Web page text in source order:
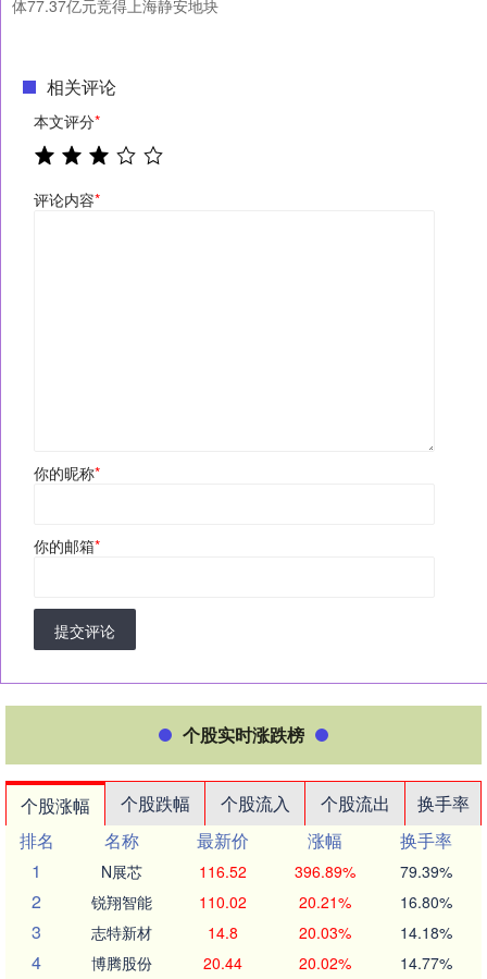
体77.37亿元竞得上海静安地块
相关评论
本文评分*
评论内容*
你的昵称*
你的邮箱*
提交评论
个股实时涨跌榜
个股涨幅 个股跌幅 个股流入 个股流出
换手率
排名
名称 最新价 涨幅
换手率
1
N展芯 116.52 396.89% 79.39%
2 锐翔智能 110.02 20.21% 16.80%
3 志特新材 14.8 20.03% 14.18%
4 博腾股份 20.44 20.02% 14.77%